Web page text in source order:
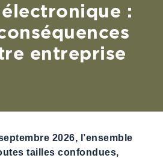
:
entreprise
2026, l’ensemble
tailles confondues,